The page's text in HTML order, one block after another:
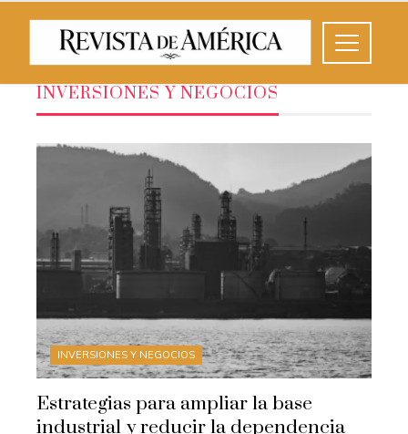
INVERSIONES Y NEGOCIOS
INVERSIONES Y NEGOCIOS
Estrategias para ampliar la base
industrial y reducir la dependencia